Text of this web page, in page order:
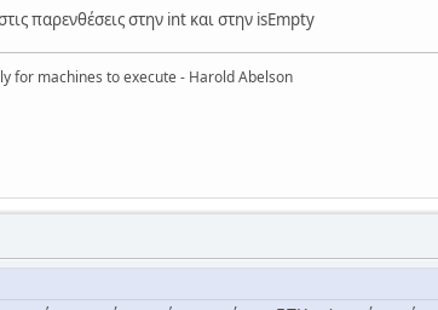
παρενθέσεις στην int και στην isEmpty
for machines to execute - Harold Abelson